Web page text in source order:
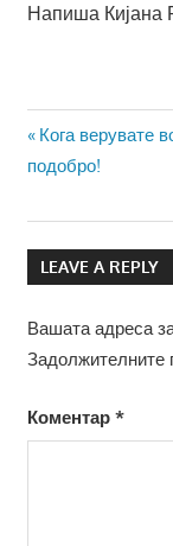
Напиша Кијана
на
напис
Previous
Post:
Кога верувате
подобро!
LEAVE A REPLY
Вашата адреса
Задолжителните
Коментар *